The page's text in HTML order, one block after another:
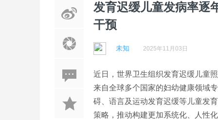
发育迟缓儿童发病率逐
干预
未知 2025年11月03日
近日，世界卫生组织发育迟缓儿童
来自全球多个国家的妇幼健康领域
碍、语言及运动发育迟缓等儿童发
策略，推动构建更加系统化、人性